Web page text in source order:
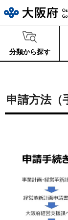
分類から探す
申請方法（